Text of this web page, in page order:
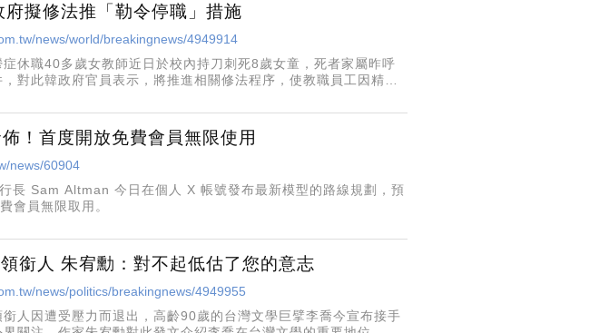
擬修法推「勒令停職」措施
news/world/breakingnews/4949914
休職40多歲女教師近日於校內持刀刺死8歲女童，死者家屬昨呼
對此韓政府官員表示，將推進相關修法程序，使教職員工因精神
！首度開放免費會員無限使用
news/60904
長 Sam Altman 今日在個人 X 帳號發布最新模型的路線規劃，預
會員無限取用。
銜人 朱宥勳：對不起低估了您的意志
news/politics/breakingnews/4949955
人因遭受壓力而退出，高齡90歲的台灣文學巨擘李喬今宣布接手